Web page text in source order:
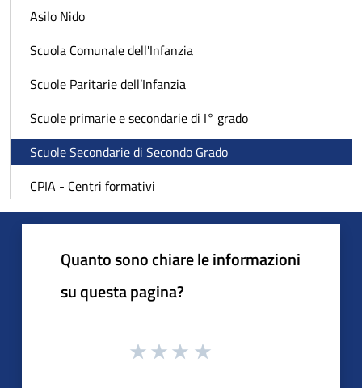
Asilo Nido
Scuola Comunale dell'Infanzia
Scuole Paritarie dell’Infanzia
Scuole primarie e secondarie di I° grado
Scuole Secondarie di Secondo Grado
CPIA - Centri formativi
Quanto sono chiare le informazioni
su questa pagina?